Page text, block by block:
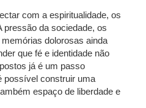
com a espiritualidade, os
pressão da sociedade, os
dolorosas ainda
que fé e identidade não
já é um passo
possível construir uma
espaço de liberdade e